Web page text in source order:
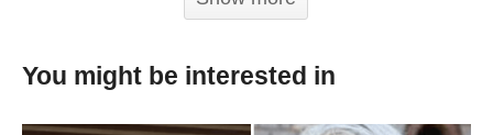
όπως και να έχει, αυτή δεν είναι μια συνηθισμένη
You might be interested in